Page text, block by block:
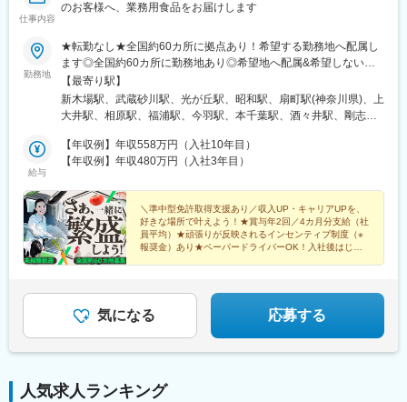
仕事内容
のお客様へ、業務用食品をお届けします
勤務地
★転勤なし★全国約60カ所に拠点あり！希望する勤務地へ配属し
ます◎全国約60カ所に勤務地あり◎希望地へ配属&希望しない限
り転勤なし◎同じルートで配送するため未経験でも安心♪▼各拠点
の詳細は下記よりご確認ください▼https://www.nishihara-
shokai.co.jp/business/jigyou_itiran※石垣島にも拠点あり
【最寄り駅】
新木場駅、武蔵砂川駅、光が丘駅、昭和駅、扇町駅(神奈川県)、上
大井駅、相原駅、福浦駅、今羽駅、本千葉駅、酒々井駅、剛志
河端駅、小杉駅、神領駅、荒子川公園駅、上島駅、函南駅、河芸
駅、津守駅、恵我ノ荘駅、アイランド北口駅、砥堀駅、中書島
湖山駅、仁保津駅、山西駅、阿波富田駅、伏石駅、伊賀駅、通谷
駅、宇島駅、鶴崎駅、西諫早駅、日宇駅、田代駅、鍋島駅、平成
駅、たのうら御立岬公園駅、新八代駅、宮崎駅、延岡駅、西都城
駅、武之橋駅、志布志駅、川内駅(鹿児島県)、国分駅(鹿児島県)、
赤嶺駅、てだこ浦西駅、産業振興センター駅、市大医学部駅
給与
【年収例】年収558万円（入社10年目）
【年収例】年収480万円（入社3年目）
＼準中型免許取得支援あり／収入UP・キャリアUPを、
好きな場所で叶えよう！★賞与年2回／4カ月分支給（社
員平均）★頑張りが反映されるインセンティブ制度（※
報奨金）あり★ペーパードライバーOK！入社後はじっ
気になる 応募する
人気求人ランキング